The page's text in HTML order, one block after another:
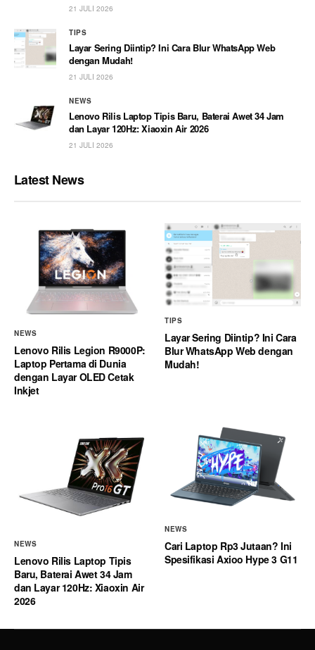
21 JULI 2026
TIPS
Layar Sering Diintip? Ini Cara Blur WhatsApp Web
dengan Mudah!
21 JULI 2026
NEWS
Lenovo Rilis Laptop Tipis Baru, Baterai Awet 34 Jam
dan Layar 120Hz: Xiaoxin Air 2026
21 JULI 2026
Latest News
NEWS
Lenovo Rilis Legion R9000P:
Laptop Pertama di Dunia
dengan Layar OLED Cetak
Inkjet
TIPS
Layar Sering Diintip? Ini Cara
Blur WhatsApp Web dengan
Mudah!
NEWS
Lenovo Rilis Laptop Tipis
Baru, Baterai Awet 34 Jam
dan Layar 120Hz: Xiaoxin Air
2026
NEWS
Cari Laptop Rp3 Jutaan? Ini
Spesifikasi Axioo Hype 3 G11